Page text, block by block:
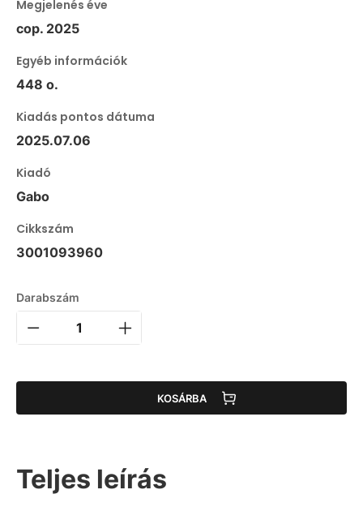
Megjelenés éve
cop. 2025
Egyéb információk
448 o.
Kiadás pontos dátuma
2025.07.06
Kiadó
Gabo
Cikkszám
3001093960
Darabszám
KOSÁRBA
Teljes leírás